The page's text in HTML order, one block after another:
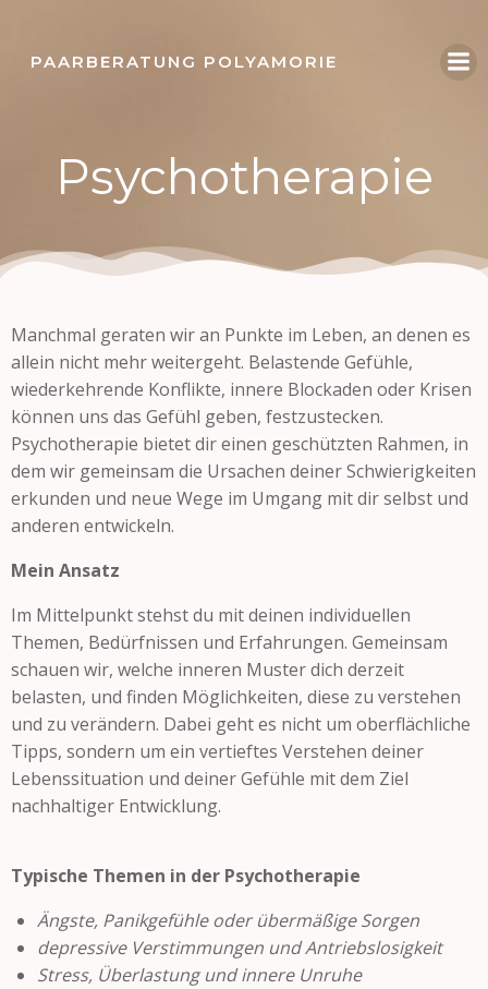
springen
PAARBERATUNG POLYAMORIE
Psychotherapie
Manchmal geraten wir an Punkte im Leben, an denen es
allein nicht mehr weitergeht. Belastende Gefühle,
wiederkehrende Konflikte, innere Blockaden oder Krisen
können uns das Gefühl geben, festzustecken.
Psychotherapie bietet dir einen geschützten Rahmen, in
dem wir gemeinsam die Ursachen deiner Schwierigkeiten
erkunden und neue Wege im Umgang mit dir selbst und
anderen entwickeln.
Mein Ansatz
Im Mittelpunkt stehst du mit deinen individuellen
Themen, Bedürfnissen und Erfahrungen. Gemeinsam
schauen wir, welche inneren Muster dich derzeit
belasten, und finden Möglichkeiten, diese zu verstehen
und zu verändern. Dabei geht es nicht um oberflächliche
Tipps, sondern um ein vertieftes Verstehen deiner
Lebenssituation und deiner Gefühle mit dem Ziel
nachhaltiger Entwicklung.
Typische Themen in der Psychotherapie
Ängste, Panikgefühle oder übermäßige Sorgen
depressive Verstimmungen und Antriebslosigkeit
Stress, Überlastung und innere Unruhe